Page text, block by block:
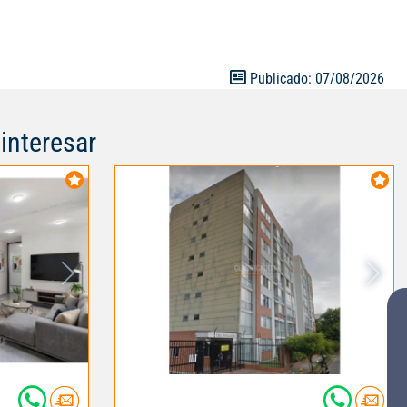
Publicado: 07/08/2026